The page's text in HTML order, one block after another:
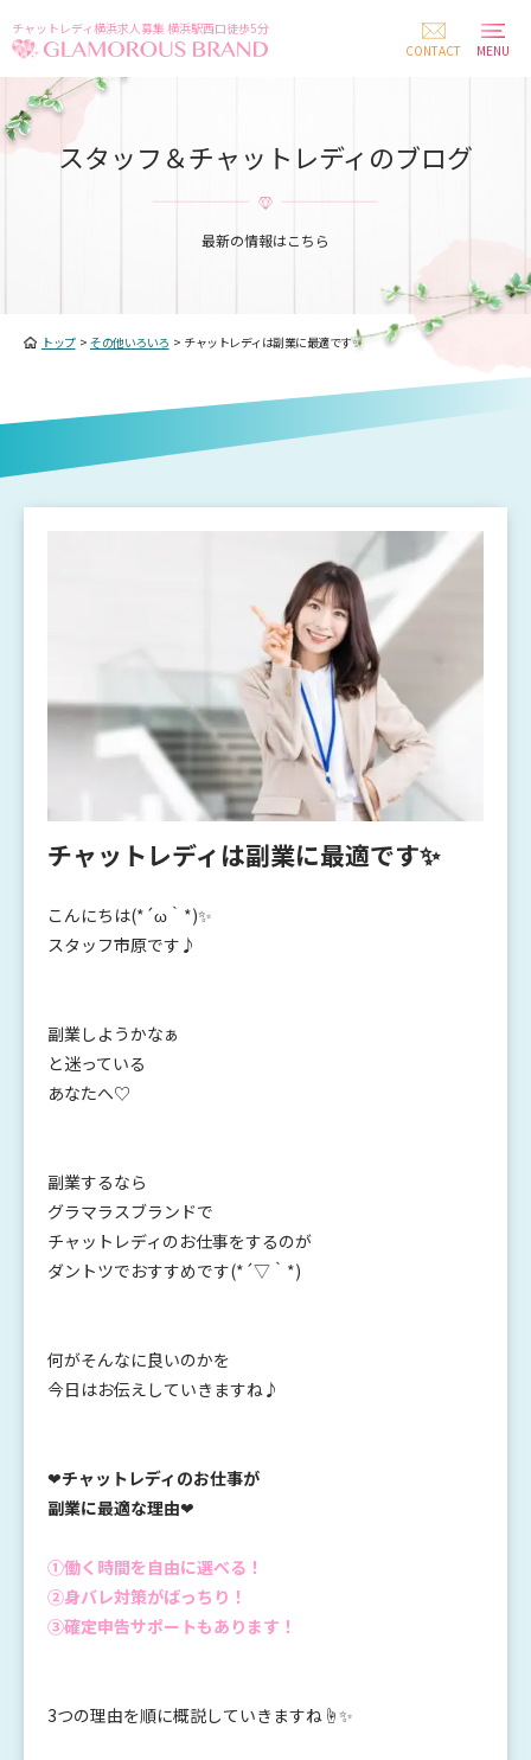
チャットレディ横浜求人募集 横浜駅西口徒歩5分
CONTACT
MENU
スタッフ＆チャットレディのブログ
最新の情報はこちら
トップ> その他いろいろ > チャットレディは副業に最適です✨
チャットレディは副業に最適です✨
こんにちは(*´ω｀*)✨
スタッフ市原です♪
副業しようかなぁ
と迷っている
あなたへ♡
副業するなら
グラマラスブランドで
チャットレディのお仕事をするのが
ダントツでおすすめです(*´▽｀*)
何がそんなに良いのかを
今日はお伝えしていきますね♪
❤チャットレディのお仕事が
副業に最適な理由❤
①働く時間を自由に選べる！
②身バレ対策がばっちり！
③確定申告サポートもあります！
3つの理由を順に概説していきますね☝✨